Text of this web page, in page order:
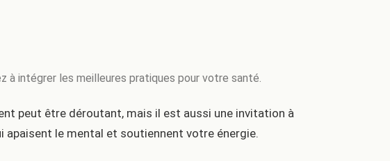
à intégrer les meilleures pratiques pour votre santé.
peut être déroutant, mais il est aussi une invitation à
apaisent le mental et soutiennent votre énergie.